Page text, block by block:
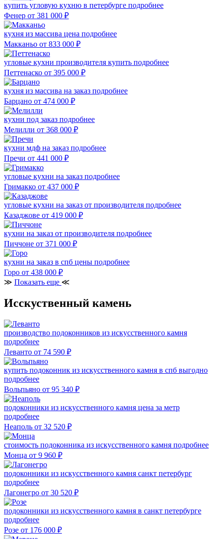
купить угловую кухню в петербурге подробнее
Фенер от 381 000 ₽
кухня из массива цена подробнее
Макканьо от 833 000 ₽
угловые кухни производителя купить подробнее
Петтенаско от 395 000 ₽
кухня из массива на заказ подробнее
Барцано от 474 000 ₽
кухни под заказ подробнее
Мелилли от 368 000 ₽
кухни мдф на заказ подробнее
Пречи от 441 000 ₽
угловые кухни на заказ подробнее
Гримакко от 437 000 ₽
угловые кухни на заказ от производителя подробнее
Казаджове от 419 000 ₽
кухни на заказ от производителя подробнее
Пиччоне от 371 000 ₽
кухни на заказ в спб цены подробнее
Горо от 438 000 ₽
≫ Показать еще ≪
Исскуственный камень
производство подоконников из искусственного камня
подробнее
Леванто от 74 590 ₽
купить подоконник из искусственного камня в спб выгодно
подробнее
Вольпьяно от 95 340 ₽
подоконники из искусственного камня цена за метр
подробнее
Неаполь от 32 520 ₽
стоимость подоконника из искусственного камня подробнее
Монца от 9 960 ₽
подоконники из искусственного камня санкт петербург
подробнее
Лагонегро от 30 520 ₽
подоконники из искусственного камня в санкт петербурге
подробнее
Розе от 176 000 ₽